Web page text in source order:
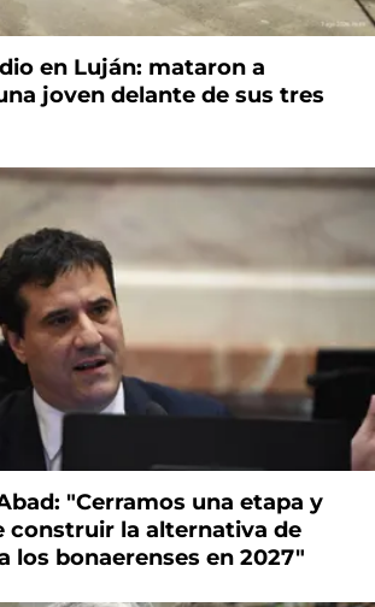
en Luján: mataron a
joven delante de sus tres
"Cerramos una etapa y
construir la alternativa de
los bonaerenses en 2027"